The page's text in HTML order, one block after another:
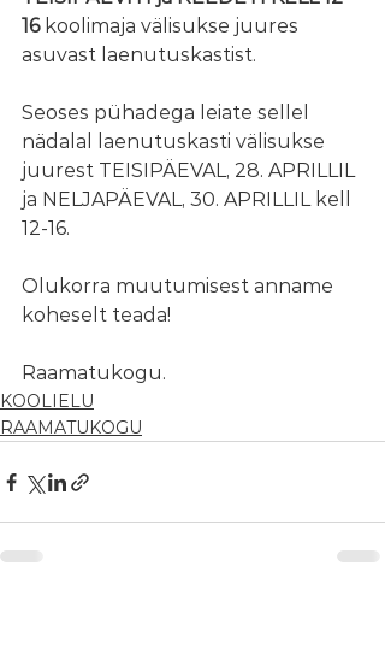
16 koolimaja välisukse juures
asuvast laenutuskastist.
Seoses pühadega leiate sellel
nädalal laenutuskasti välisukse
juurest TEISIPÄEVAL, 28. APRILLIL
ja NELJAPÄEVAL, 30. APRILLIL kell
12-16.
Olukorra muutumisest anname
koheselt teada!
Raamatukogu.
KOOLIELU
RAAMATUKOGU